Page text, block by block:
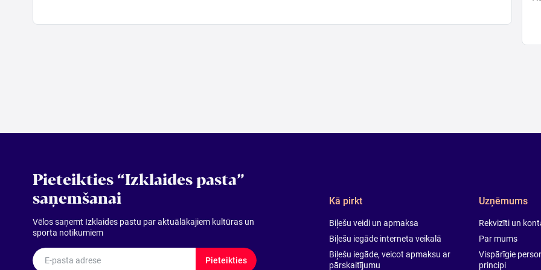
Pieteikties “Izklaides pasta”
saņemšanai
Vēlos saņemt Izklaides pastu par aktuālākajiem kultūras un
sporta notikumiem
E-pasta adrese Pieteikties
Kā pirkt
Biļešu veidi un apmaksa
Biļešu iegāde interneta veikalā
Biļešu iegāde, veicot apmaksu ar
pārskaitījumu
Uzņēmums
Rekvizīti un
Par mums
Vispārīgie
principi